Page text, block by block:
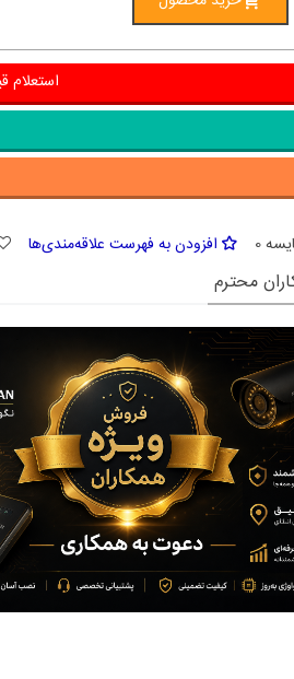
0 افزودن به فهرست علاقه‌مندی‌ها
محترم